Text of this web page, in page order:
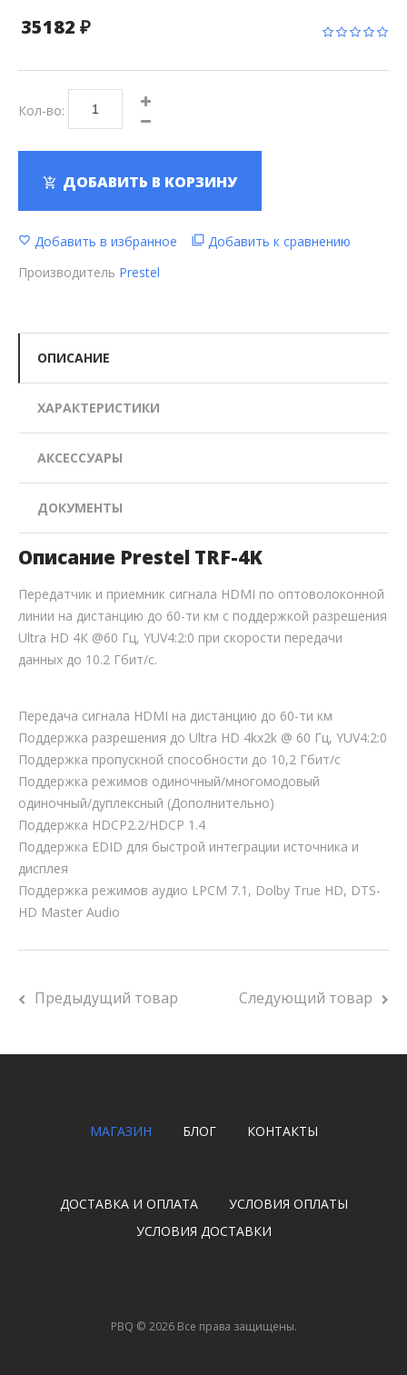
35182 ₽
Кол-во:
ДОБАВИТЬ В КОРЗИНУ
Добавить в избранное
Добавить к сравнению
Производитель Prestel
ОПИСАНИЕ
ХАРАКТЕРИСТИКИ
АКСЕССУАРЫ
ДОКУМЕНТЫ
Описание Prestel TRF-4K
Передатчик и приемник сигнала HDMI по оптоволоконной
линии на дистанцию до 60-ти км с поддержкой разрешения
Ultra HD 4К @60 Гц, YUV4:2:0 при скорости передачи
данных до 10.2 Гбит/с.
Передача сигнала HDMI на дистанцию до 60-ти км
Поддержка разрешения до Ultra HD 4kx2k @ 60 Гц, YUV4:2:0
Поддержка пропускной способности до 10,2 Гбит/с
Поддержка режимов одиночный/многомодовый
одиночный/дуплексный (Дополнительно)
Поддержка HDCP2.2/HDCP 1.4
Поддержка EDID для быстрой интеграции источника и
дисплея
Поддержка режимов аудио LPCM 7.1, Dolby True HD, DTS-
HD Master Audio
Предыдущий товар Следующий товар
МАГАЗИН БЛОГ КОНТАКТЫ
ДОСТАВКА И ОПЛАТА
УСЛОВИЯ ОПЛАТЫ
УСЛОВИЯ ДОСТАВКИ
PBQ © 2026Все права защищены.